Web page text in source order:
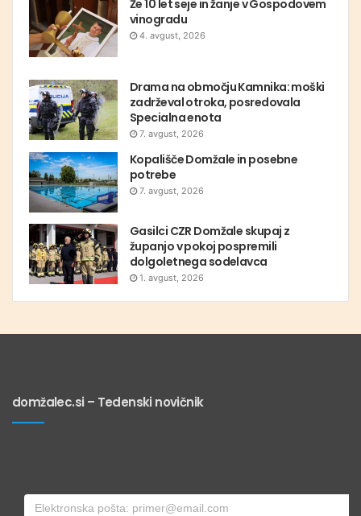
Že 10 let seje in žanje v Gospodovem
vinogradu
4. avgust, 2026
Drama na območju Kamnika: moški
zadrževal otroka, posredovala
Specialna enota
7. avgust, 2026
Kopališče Domžale in posebne
potrebe
7. avgust, 2026
Gasilci CZR Domžale skupaj z
županjo v pokoj pospremili
dolgoletnega sodelavca
1. avgust, 2026
domžalec.si – Tedenski novičnik